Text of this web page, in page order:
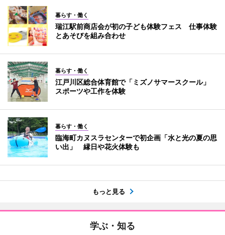
暮らす・働く
瑞江駅前商店会が初の子ども体験フェス 仕事体験
とあそびを組み合わせ
暮らす・働く
江戸川区総合体育館で「ミズノサマースクール」
スポーツや工作を体験
暮らす・働く
臨海町カヌスラセンターで初企画「水と光の夏の思
い出」 縁日や花火体験も
もっと見る
学ぶ・知る